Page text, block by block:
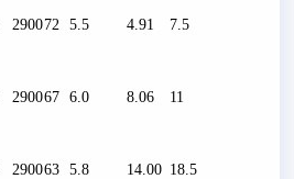
290072 5.5 4.91 7.5
290067 6.0 8.06 11
290063 5.8 14.00 18.5